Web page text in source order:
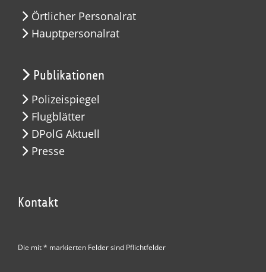
Örtlicher Personalrat
Hauptpersonalrat
Publikationen
Polizeispiegel
Flugblätter
DPolG Aktuell
Presse
Kontakt
Die mit * markierten Felder sind Pflichtfelder